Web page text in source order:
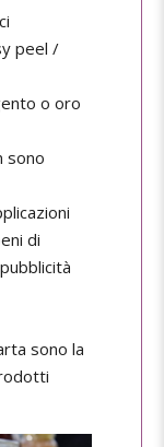
peel /
o oro
sono
di
sono la